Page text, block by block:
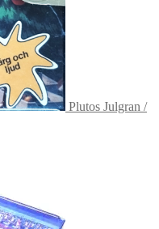
Plutos Julgran /